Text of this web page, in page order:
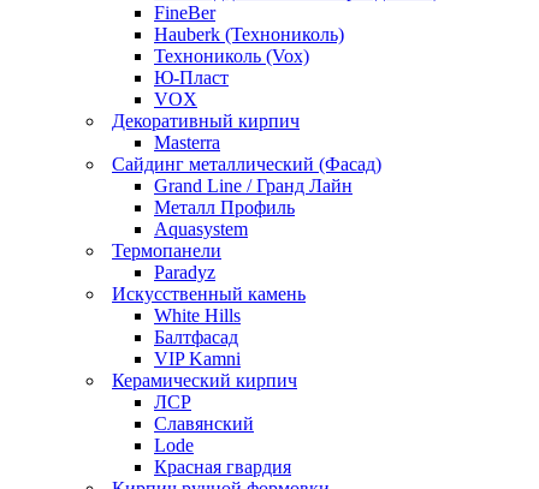
FineBer
Hauberk (Технониколь)
Технониколь (Vox)
Ю-Пласт
VOX
Декоративный кирпич
Masterra
Сайдинг металлический (Фасад)
Grand Line / Гранд Лайн
Металл Профиль
Aquasystem
Термопанели
Paradyz
Искусственный камень
White Hills
Балтфасад
VIP Kamni
Керамический кирпич
ЛСР
Славянский
Lode
Красная гвардия